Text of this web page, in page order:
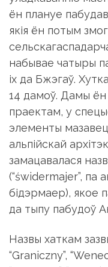
ён плануе
якія ён потым
набывае чатыры
іх да Бжэгаў.
14 дамоў. Дамы ён
праектам, у
элементы
альпійскай
замацавалася
(“świdermajer”, па
бідэрмаер), якое
да тыпу пабудоў
Назвы хаткам
“Graniczny”,